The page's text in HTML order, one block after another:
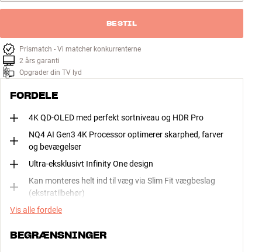
BESTIL
Prismatch - Vi matcher konkurrenterne
2 års garanti
Opgrader din TV lyd
FORDELE
4K QD-OLED med perfekt sortniveau og HDR Pro
NQ4 AI Gen3 4K Processor optimerer skarphed, farver
og bevægelser
Ultra-eksklusivt Infinity One design
Kan monteres helt ind til væg via Slim Fit vægbeslag
(ekstratilbehør)
Vis alle fordele
BEGRÆNSNINGER